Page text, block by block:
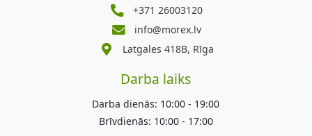
+371 26003120
info@morex.lv
Latgales 418B, Rīga
Darba laiks
Darba dienās: 10:00 - 19:00
Brīvdienās: 10:00 - 17:00